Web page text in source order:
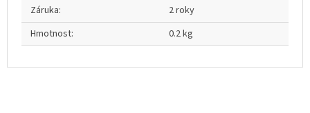
Záruka:
2 roky
Hmotnost: 0.2 kg